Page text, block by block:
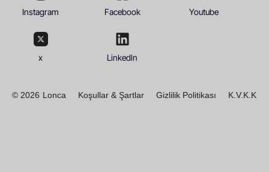
Instagram Facebook Youtube
x Linkedln
© 2026 Lonca Koşullar & Şartlar Gizlilik Politikası K.V.K.K